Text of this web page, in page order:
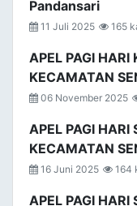
Pandansari
11 Juli 2025 165
APEL PAGI
KECAMATAN
06 November 2025
APEL PAGI
KECAMATAN
16 Juni 2025 164
APEL PAGI